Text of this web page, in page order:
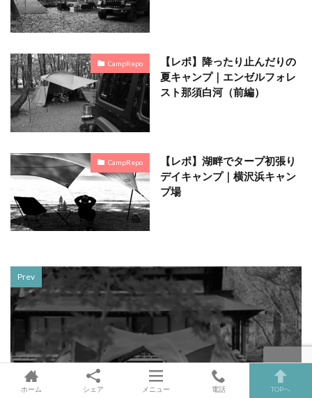
CampRepo
【レポ】降ったり止んだりの
夏キャンプ｜エンゼルフォレ
スト那須白河（前編）
CampRepo
【レポ】湖畔でタープ初張り
デイキャンプ｜横沢浜キャン
プ場
Prev
【レポ】温泉旅館の庭でキャンプって、最高すぎやしな
ホーム シェア メニュー 電話 TOPへ